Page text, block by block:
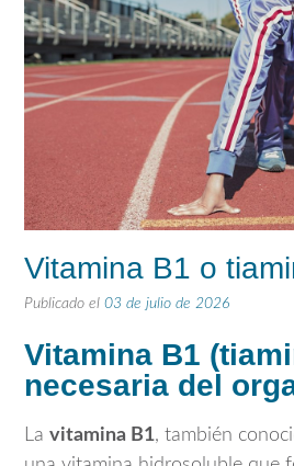
Vitamina B1 o
Publicado el 03 de julio de 2026
Vitamina B1
necesaria del
La vitamina B1, también